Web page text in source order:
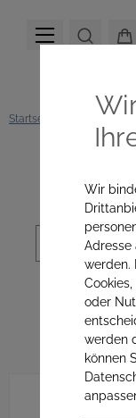
Startseite
Sortierung
Wir
werden.
oder
werden
können